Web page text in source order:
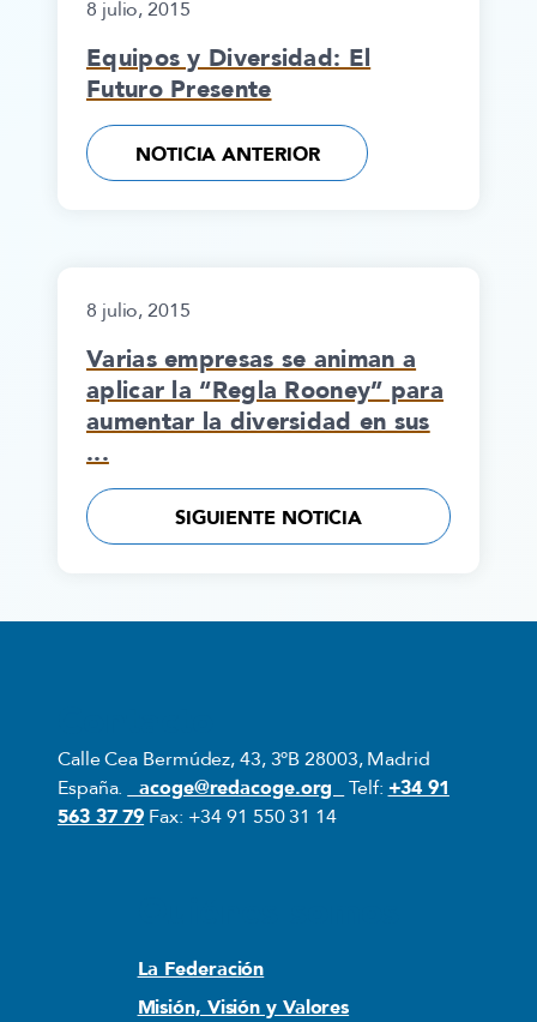
8 julio, 2015
Equipos y Diversidad: El
Futuro Presente
NOTICIA ANTERIOR
8 julio, 2015
Varias empresas se animan a
aplicar la “Regla Rooney” para
aumentar la diversidad en sus
...
SIGUIENTE NOTICIA
Calle Cea Bermúdez, 43, 3ºB 28003, Madrid
España.
acoge@redacoge.org Telf: +34 91
563 37 79 Fax: +34 91 550 31 14
La Federación
Misión, Visión y Valores